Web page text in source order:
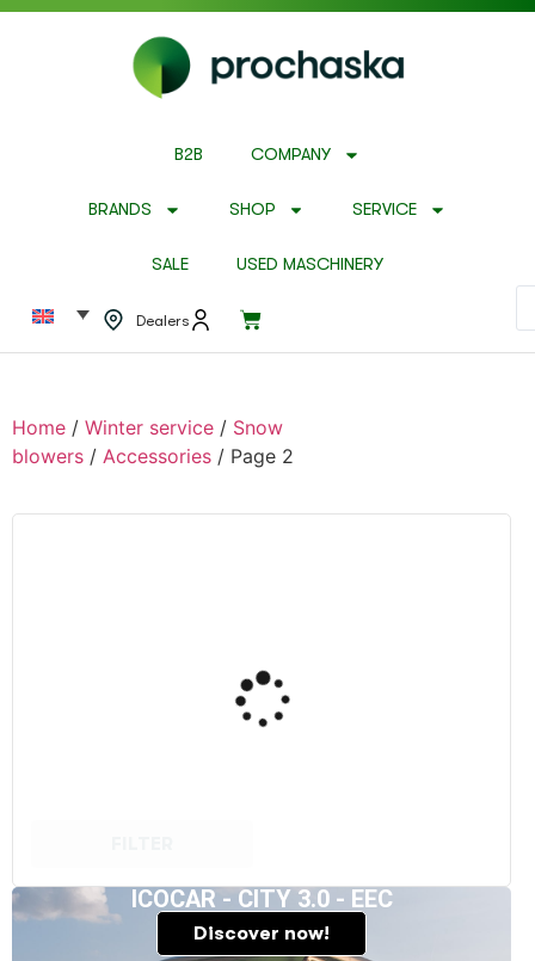
B2B COMPANY
BRANDS SHOP SERVICE
SALE USED MASCHINERY
Dealers
Home / Winter service / Snow
blowers / Accessories / Page 2
ICOCAR - CITY 3.0 - EEC
Discover now!